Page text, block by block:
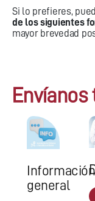
Si lo prefieres,
de los siguientes
mayor brevedad
Información
general